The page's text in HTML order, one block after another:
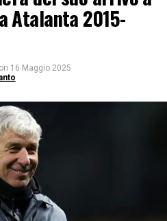
Atalanta 2015-
on 16 Maggio 2025